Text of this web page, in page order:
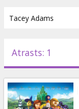
Pasākumi
Ziņas
Atrasts: 1